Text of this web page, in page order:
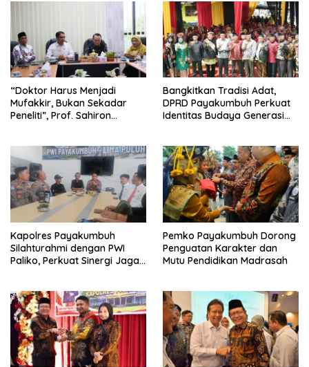
“Doktor Harus Menjadi
Mufakkir, Bukan Sekadar
Peneliti”, Prof. Sahiron
Bangkitkan Tradisi Adat,
DPRD Payakumbuh Perkuat
Identitas Budaya Generasi
Kapolres Payakumbuh
Silahturahmi dengan PWI
Paliko, Perkuat Sinergi Jaga
Pemko Payakumbuh Dorong
Penguatan Karakter dan
Mutu Pendidikan Madrasah